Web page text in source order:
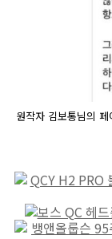
원작자 김보통님의